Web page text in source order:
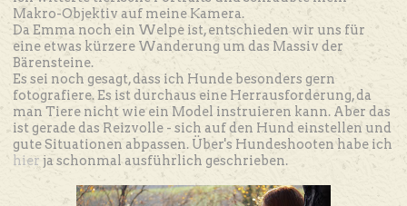
Makro-Objektiv auf meine Kamera.
Da Emma noch ein Welpe ist, entschieden wir uns für
eine etwas kürzere Wanderung um das Massiv der
Bärensteine.
Es sei noch gesagt, dass ich Hunde besonders gern
fotografiere. Es ist durchaus eine Herrausforderung, da
man Tiere nicht wie ein Model instruieren kann. Aber das
ist gerade das Reizvolle - sich auf den Hund einstellen und
gute Situationen abpassen. Über's Hundeshooten habe ich
hier ja schonmal ausführlich geschrieben.